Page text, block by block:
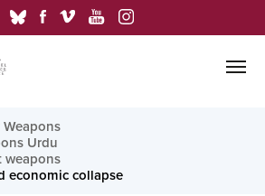
Urdu
weapons
economic collapse